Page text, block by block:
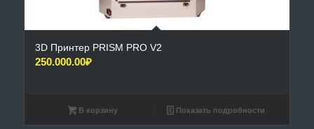
3D Принтер PRISM PRO V2
250.000.00₽
В корзину Показать подробности